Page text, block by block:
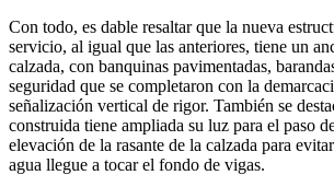
Con todo, es dable resaltar que la nueva
servicio, al igual que las anteriores, tiene un
calzada, con banquinas pavimentadas,
seguridad que se completaron con la
señalización vertical de rigor. También se
construida tiene ampliada su luz para el paso
elevación de la rasante de la calzada para
agua llegue a tocar el fondo de vigas.